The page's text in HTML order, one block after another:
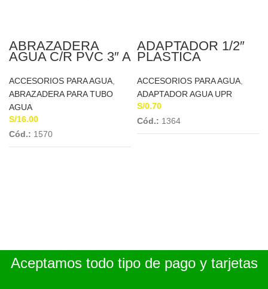
ABRAZADERA
AGUA C/R PVC 3″ A
ACCESORIOS PARA AGUA
ABRAZADERA PARA TUBO
AGUA
S/16.00
Cód.: 1570
ADAPTADOR 1/2″
PLASTICA
ACCESORIOS PARA AGUA
ADAPTADOR AGUA UPR
S/0.70
Cód.: 1364
Aceptamos todo tipo de pago y tarjetas